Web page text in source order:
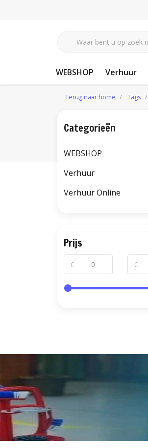
WEBSHOP Verhuur
Terug naar home Tags
Categorieën
WEBSHOP
Verhuur
Verhuur Online
Prijs
€ €